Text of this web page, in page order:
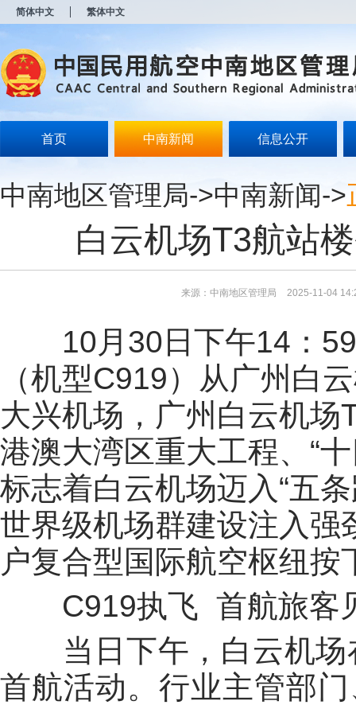
简体中文 繁体中文
首页 中南新闻 信息公开
中南地区管理局->中南新闻->
白云机场T3航站
来源：中南地区管理局 2025-11-04
10月30日下午14：59
（机型C919）从广州白
大兴机场，广州白云机
港澳大湾区重大工程、“
标志着白云机场迈入“五
世界级机场群建设注入强
户复合型国际航空枢纽按
C919执飞 首航旅客
当日下午，白云机场
首航活动。行业主管部
开
无
障
说
Alt